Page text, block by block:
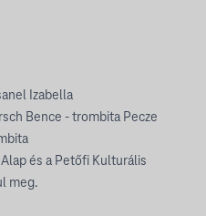
Izabella
Bence - trombita Pecze
és a Petőfi Kulturális
meg.